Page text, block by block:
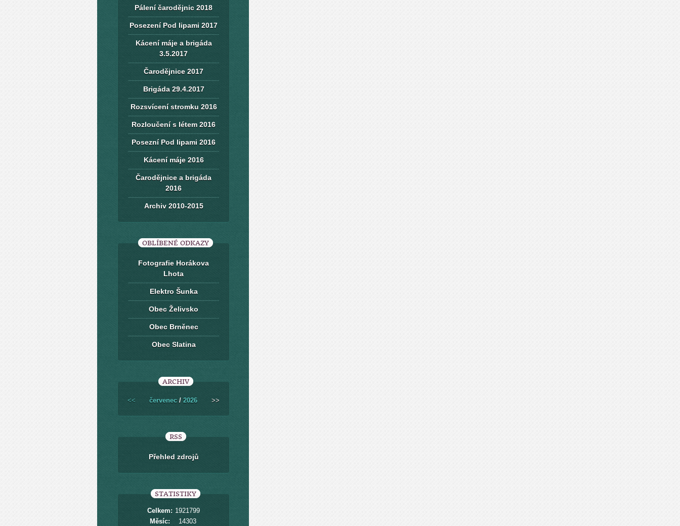
Pálení čarodějnic 2018
Posezení Pod lipami 2017
Kácení máje a brigáda
3.5.2017
Čarodějnice 2017
Brigáda 29.4.2017
Rozsvícení stromku 2016
Rozloučení s létem 2016
Posezní Pod lipami 2016
Kácení máje 2016
Čarodějnice a brigáda
2016
Archiv 2010-2015
OBLÍBENÉ ODKAZY
Fotografie Horákova
Lhota
Elektro Šunka
Obec Želivsko
Obec Brněnec
Obec Slatina
ARCHIV
<< červenec / 2026 >>
RSS
Přehled zdrojů
STATISTIKY
Celkem: 1921799
Měsíc:
14303